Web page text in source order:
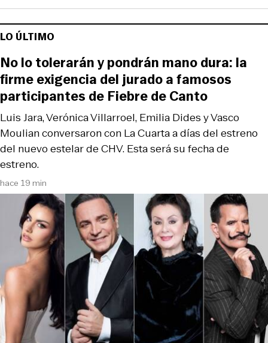
LO ÚLTIMO
hace 19 min
Luis Jara, Verónica Villarroel, Emilia Dides y Vasco
Moulian conversaron con La Cuarta a días del estreno
del nuevo estelar de CHV. Esta será su fecha de
estreno.
No lo tolerarán y pondrán mano dura: la
firme exigencia del jurado a famosos
participantes de Fiebre de Canto